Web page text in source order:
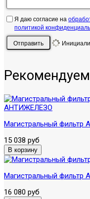
Я даю согласие на
политикой
Отправить
Магистральный
15 038 руб
Магистральный
16 080 руб